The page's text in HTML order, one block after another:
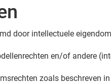
door intellectuele
en/of andere
zoals beschreven